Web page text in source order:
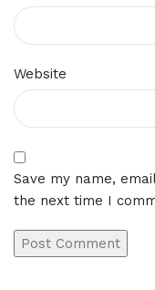
Website
Save my name,
the next time I